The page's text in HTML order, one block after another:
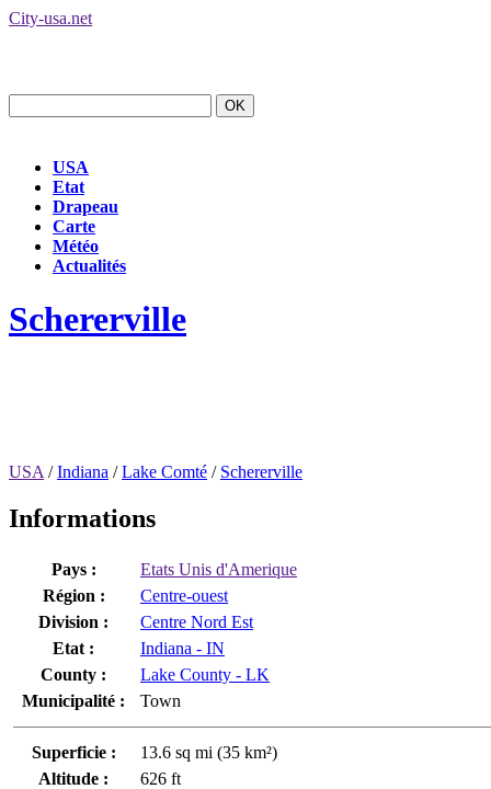
City-usa.net
USA
Etat
Drapeau
Carte
Météo
Actualités
Schererville
USA /Indiana /Lake Comté / Schererville
Informations
Pays :
Etats Unis d'Amerique
Région :
Centre-ouest
Division :
Centre Nord Est
Etat :
Indiana - IN
County :
Lake County - LK
Municipalité :
Town
Superficie :
13.6 sq mi (35 km²)
Altitude :
626 ft